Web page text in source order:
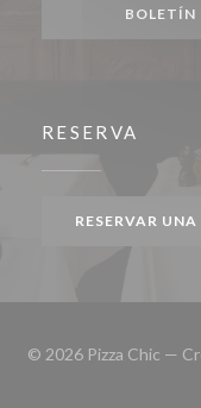
BOLETÍN
RESERVA
RESERVAR UNA
© 2026 Pizza Chic —